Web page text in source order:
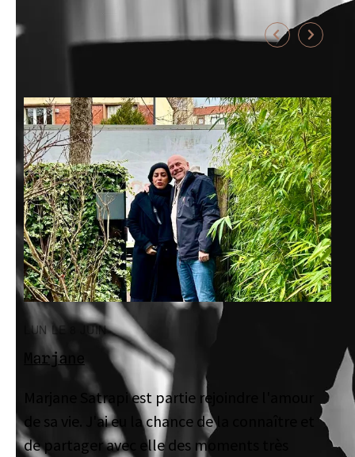
LUN LE 8 JUIN
Marjane
Marjane Satrapi est partie rejoindre l'amour
de sa vie. J'ai eu la chance de la connaître et
de partager avec elle des moments très